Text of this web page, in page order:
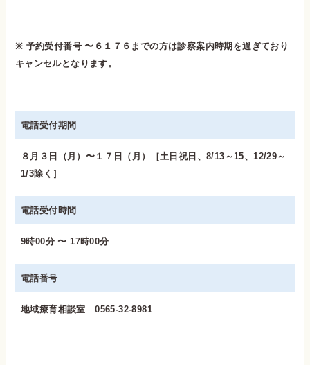
※ 予約受付番号 〜６１７６までの方は診察案内時期を過ぎており
キャンセルとなります。
電話受付期間
８月３日（月）〜１７日（月）［土日祝日、8/13～15、12/29～
1/3除く］
電話受付時間
9時00分 〜 17時00分
電話番号
地域療育相談室 0565-32-8981